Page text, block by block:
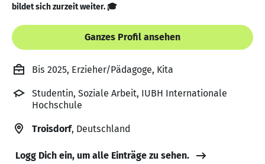
bildet sich zurzeit weiter. 🎓
Ganzes Profil ansehen
Bis 2025, Erzieher/Pädagoge, Kita
Studentin, Soziale Arbeit, IUBH Internationale
Hochschule
Troisdorf, Deutschland
Logg Dich ein, um alle Einträge zu sehen.